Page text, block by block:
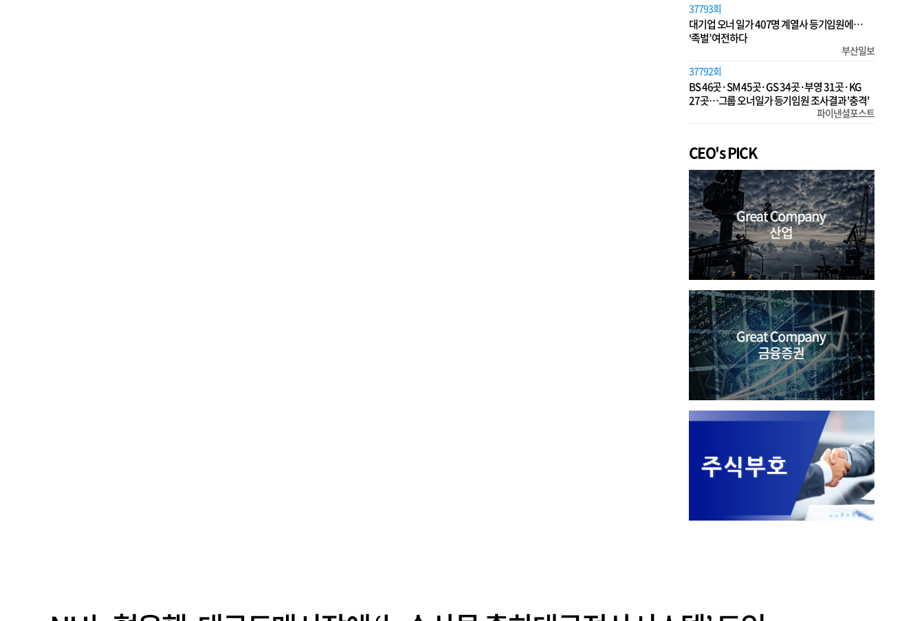
37793회
대기업 오너 일가 407명 계열사 등기임원에…
‘족벌’ 여전하다
부산일보
37792회
BS 46곳·SM 45곳·GS 34곳·부영 31곳·KG
27곳…그룹 오너일가 등기임원 조사결과 '충격'
파이낸셜포스트
CEO's PICK